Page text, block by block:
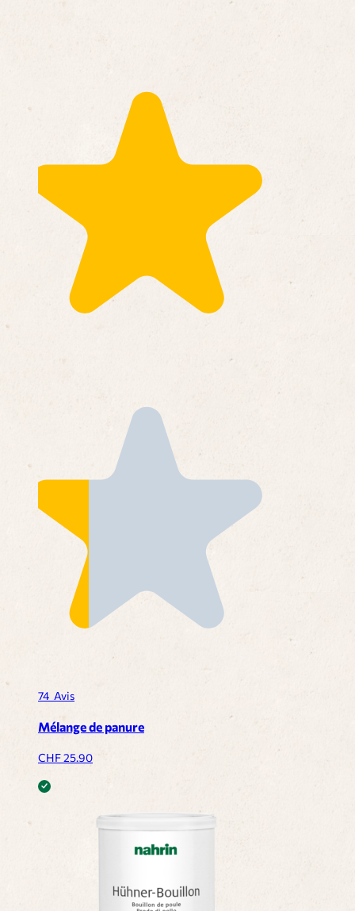
74 Avis
Mélange de panure
CHF25.90